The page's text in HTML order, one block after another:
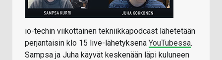
io-techin viikottainen tekniikkapodcast lähetetään
perjantaisin klo 15 live-lähetyksenä YouTubessa.
Sampsa ja Juha käyvät keskenään läpi kuluneen